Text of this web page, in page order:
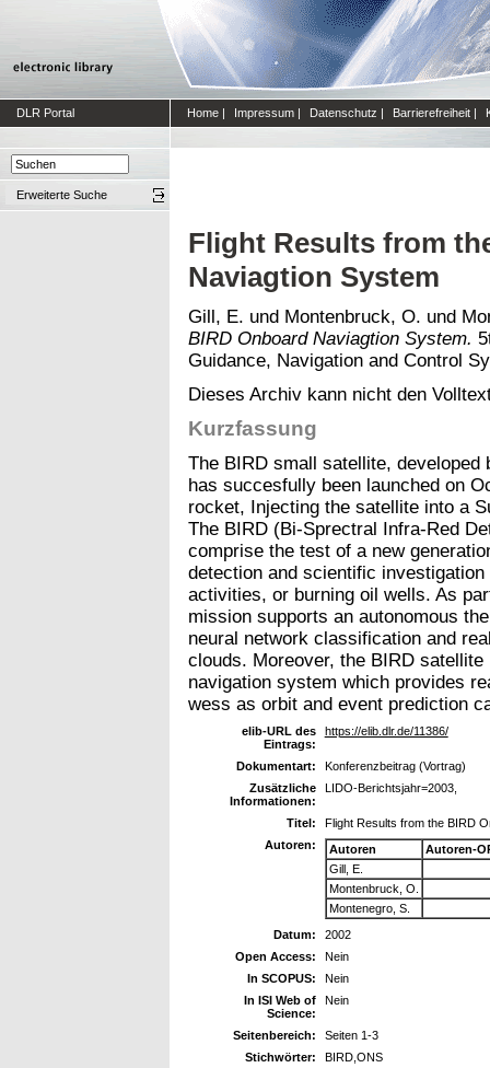
DLR Portal Home | Impressum | Datenschutz | Barrierefreiheit |
Erweiterte Suche
Flight Results from
Naviagtion System
Gill, E. und Montenbruck, O. und
BIRD Onboard Naviagtion System.
Guidance, Navigation and Control
Dieses Archiv kann nicht den
Kurzfassung
The BIRD small satellite, developed
has succesfully been launched on
rocket, Injecting the satellite into a
The BIRD (Bi-Sprectral Infra-Red
comprise the test of a new
detection and scientific
activities, or burning oil wells. As
mission supports an autonomous
neural network classification and
clouds. Moreover, the BIRD
navigation system which provides
wess as orbit and event prediction
elib-URL des
Eintrags:
https://elib.dlr.de/11386/
Dokumentart:
Konferenzbeitrag (Vortrag)
Zusätzliche
Informationen:
LIDO-Berichtsjahr=2003,
Titel:
Flight Results from the BIRD
Autoren:
Autoren
Autoren-
Gill, E.
Montenbruck, O.
Montenegro, S.
Datum:
2002
Open Access:
Nein
In SCOPUS:
Nein
In ISI Web of
Science:
Nein
Seitenbereich:
Seiten 1-3
Stichwörter:
BIRD,ONS